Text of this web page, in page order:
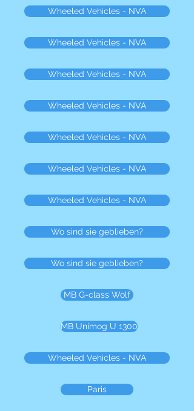
Wheeled Vehicles - NVA
Wheeled Vehicles - NVA
Wheeled Vehicles - NVA
Wheeled Vehicles - NVA
Wheeled Vehicles - NVA
Wheeled Vehicles - NVA
Wheeled Vehicles - NVA
Wo sind sie geblieben?
Wo sind sie geblieben?
MB G-class Wolf
MB Unimog U 1300
Wheeled Vehicles - NVA
Paris